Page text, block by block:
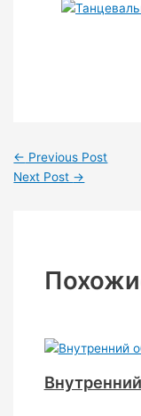
← Previous Post
Next Post →